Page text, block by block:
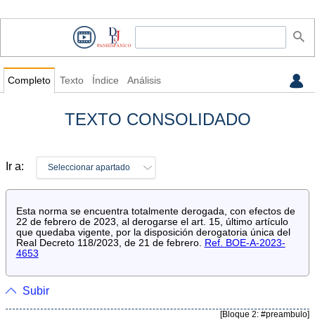
Completo Texto Índice Análisis
TEXTO CONSOLIDADO
Ir a: Seleccionar apartado
Esta norma se encuentra totalmente derogada, con efectos de
22 de febrero de 2023, al derogarse el art. 15, último artículo
que quedaba vigente, por la disposición derogatoria única del
Real Decreto 118/2023, de 21 de febrero. Ref. BOE-A-2023-
4653
Subir
[Bloque 2: #preambulo]